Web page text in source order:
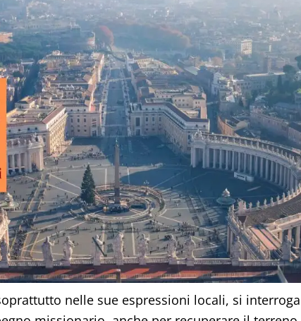
nelle sue espressioni locali, si interroga